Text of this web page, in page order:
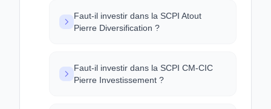
Faut-il investir dans la SCPI Atout
Pierre Diversification ?
Faut-il investir dans la SCPI CM-CIC
Pierre Investissement ?